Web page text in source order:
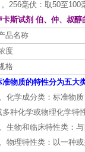
256毫伏：取50至100
卡斯试剂 伯、仲、叔醇
品名称
度
格
准物质的特性分为五大
化学成分类：标准物
多种化学或物理化学特
生物和临床特性类：
物理特性类：以一种